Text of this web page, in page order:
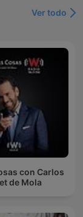
Ver todo
con Carlos
de Mola